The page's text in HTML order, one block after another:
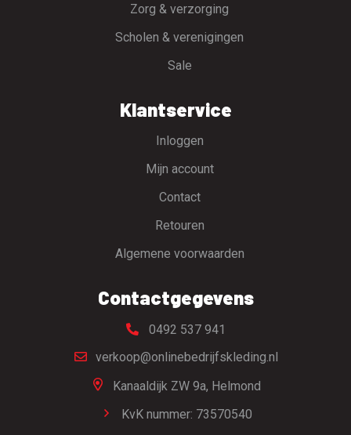
Zorg & verzorging
Scholen & verenigingen
Sale
Klantservice
Inloggen
Mijn account
Contact
Retouren
Algemene voorwaarden
Contactgegevens
0492 537 941
verkoop@onlinebedrijfskleding.nl
Kanaaldijk ZW 9a, Helmond
KvK nummer: 73570540